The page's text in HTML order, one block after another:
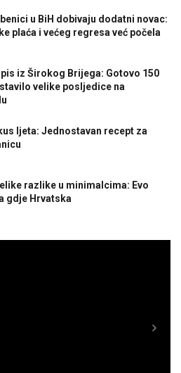
u BiH dobivaju dodatni novac:
plaća i većeg regresa već počela
iz Širokog Brijega: Gotovo 150
velike posljedice na
ljeta: Jednostavan recept za
razlike u minimalcima: Evo
gdje Hrvatska